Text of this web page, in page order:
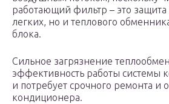
работающий фильтр – это
легких, но и теплового
блока.
Сильное загрязнение
эффективность работы системы
и потребует срочного ремонта и
кондиционера.